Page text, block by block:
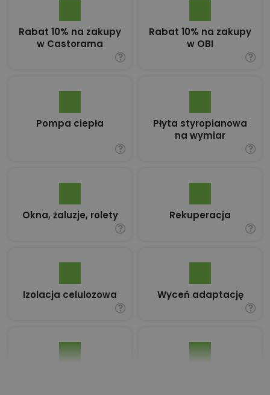
Rabat 10% na zakupy
w Castorama
Rabat 10% na zakupy
w OBI
Pompa ciepła
Płyta styropianowa
na wymiar
Okna, żaluzje, rolety Rekuperacja
Izolacja celulozowa Wyceń adaptację